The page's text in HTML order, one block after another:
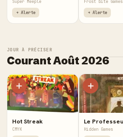
Super Meeple
+ Alerte
Frost bite Games
+ Alerte
JOUR À PRÉCISER
Courant Août 2026
Hot Streak
CMYK
Hidden Games